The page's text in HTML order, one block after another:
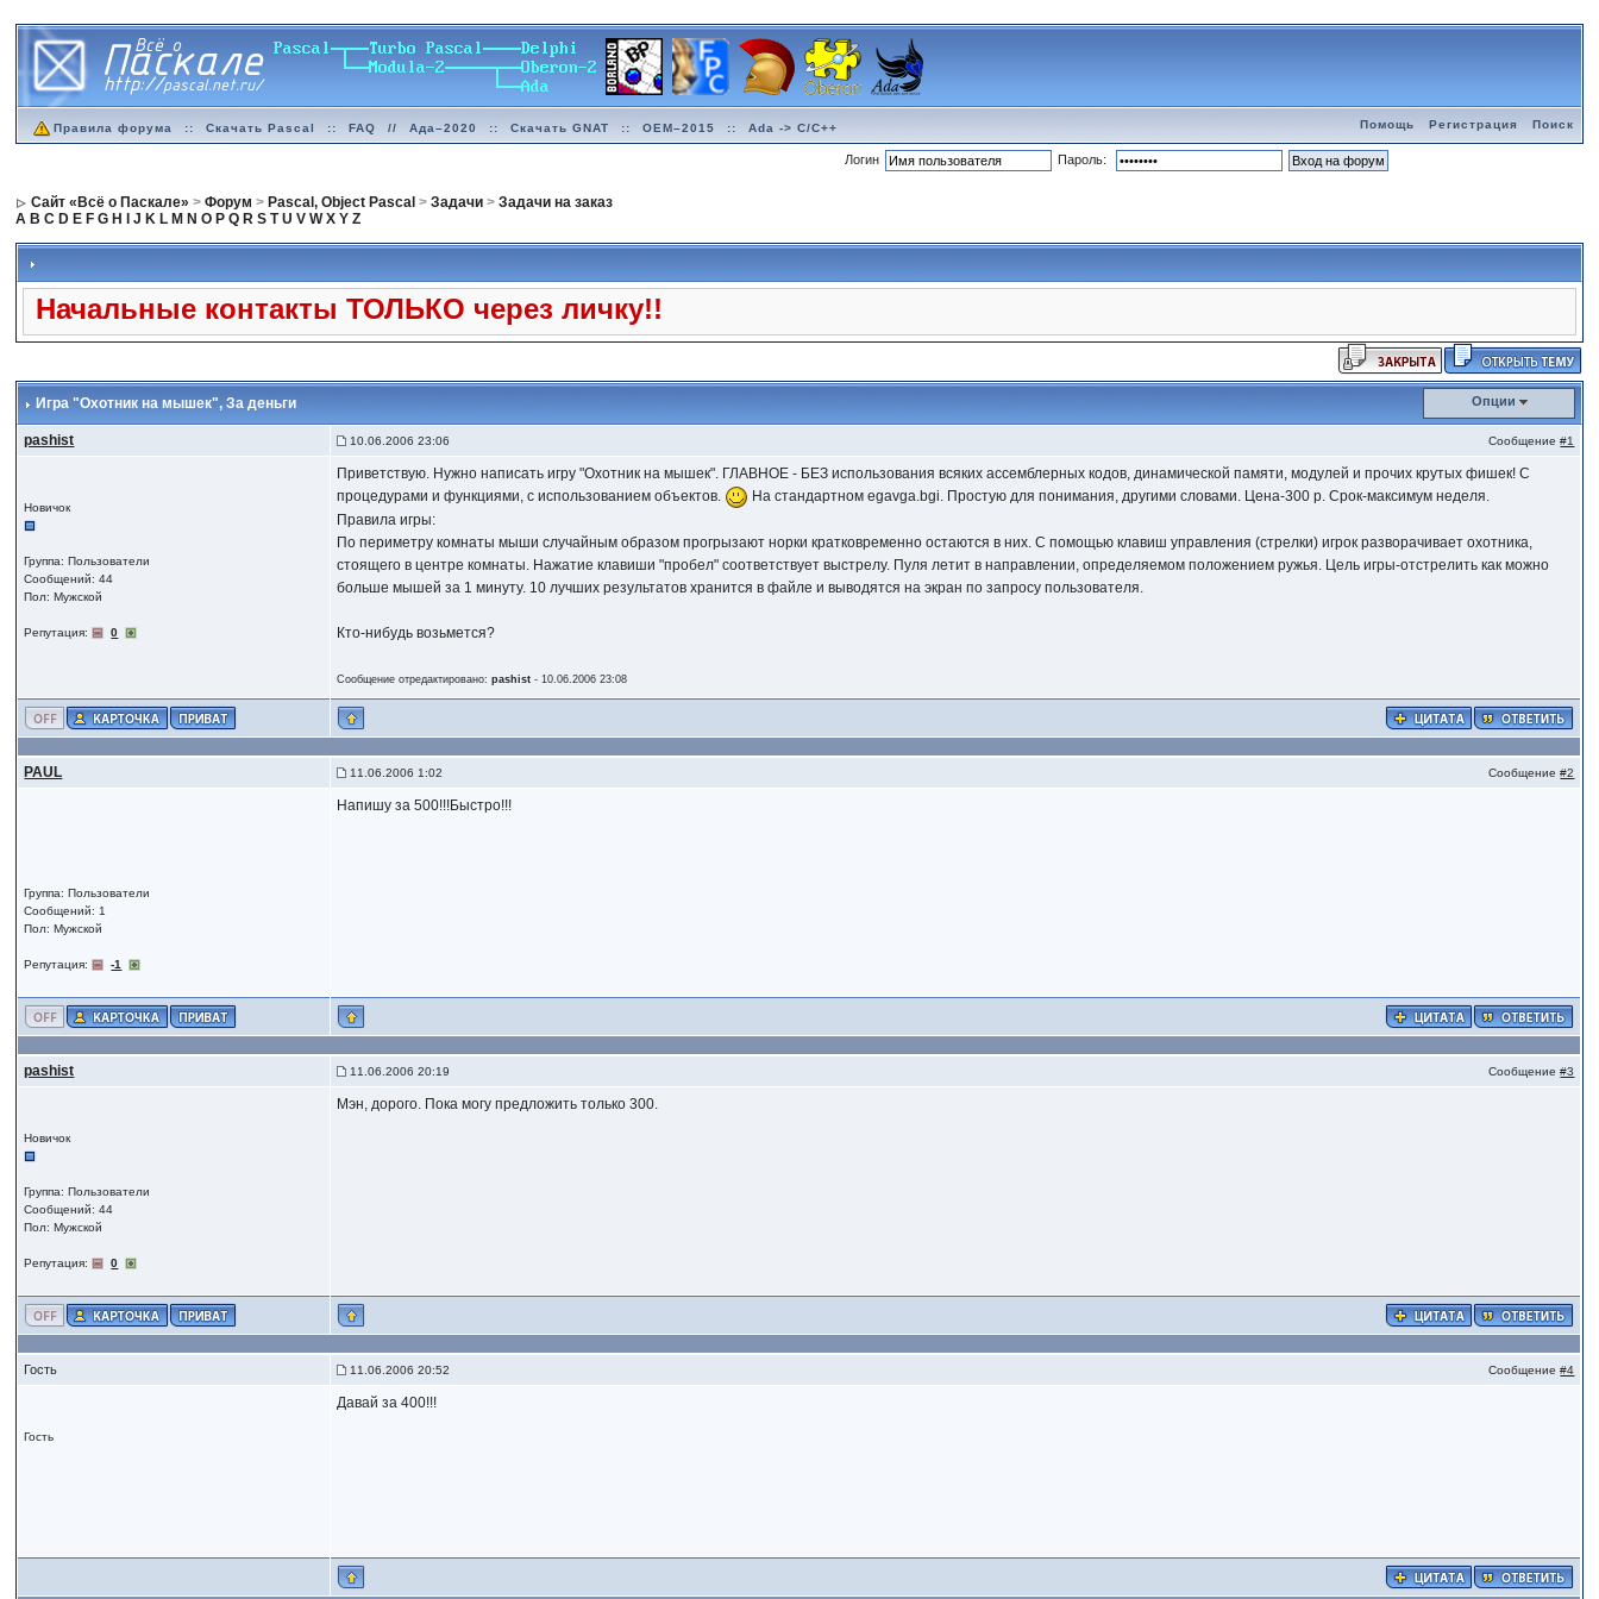
Правила форума :: Скачать Pascal :: FAQ // Ада–2020 :: Скачать GNAT :: OEM–2015 :: Ada -> C/C++ Помощь Регистрация Поиск
Логин Пароль:
Сайт «Всё о Паскале» >Форум > Pascal, Object Pascal >Задачи >Задачи на заказ
A B C D E F G H J K L M N O P Q R S T U V W X Y Z
Начальные контакты ТОЛЬКО через личку!!
Игра "Охотник на мышек", За деньги Опции
pashist 10.06.2006 23:06 Сообщение#1
Новичок
Группа: Пользователи
Сообщений: 44
Пол: Мужской
Репутация: 0
Приветствую. Нужно написать игру "Охотник на мышек". ГЛАВНОЕ - БЕЗ использования всяких ассемблерных кодов, динамической памяти, модулей и прочих крутых фишек! С
процедурами и функциями, с использованием объектов.
На стандартном egavga.bgi. Простую для понимания, другими словами. Цена-300 р. Срок-максимум неделя.
Правила игры:
По периметру комнаты мыши случайным образом прогрызают норки кратковременно остаются в них. С помощью клавиш управления (стрелки) игрок разворачивает охотника,
стоящего в центре комнаты. Нажатие клавиши "пробел" соответствует выстрелу. Пуля летит в направлении, определяемом положением ружья. Цель игры-отстрелить как можно
больше мышей за 1 минуту. 10 лучших результатов хранится в файле и выводятся на экран по запросу пользователя.
Кто-нибудь возьмется?
Сообщение отредактировано:pashist -10.06.2006 23:08
PAUL 11.06.2006 1:02 Сообщение#2
Группа: Пользователи
Сообщений: 1
Пол: Мужской
Репутация: -1
Напишу за 500!!!Быстро!!!
pashist 11.06.2006 20:19 Сообщение#3
Новичок
Группа: Пользователи
Сообщений: 44
Пол: Мужской
Репутация: 0
Мэн, дорого. Пока могу предложить только 300.
Гость 11.06.2006 20:52 Сообщение#4
Гость
Давай за 400!!!